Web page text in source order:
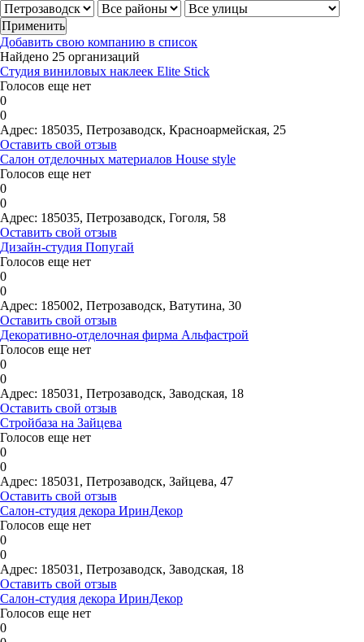
Добавить свою компанию в список
Найдено 25 организаций
Студия виниловых наклеек Elite Stick
Голосов еще нет
0
0
Адрес: 185035, Петрозаводск, Красноармейская, 25
Оставить свой отзыв
Салон отделочных материалов House style
Голосов еще нет
0
0
Адрес: 185035, Петрозаводск, Гоголя, 58
Оставить свой отзыв
Дизайн-студия Попугай
Голосов еще нет
0
0
Адрес: 185002, Петрозаводск, Ватутина, 30
Оставить свой отзыв
Декоративно-отделочная фирма Альфастрой
Голосов еще нет
0
0
Адрес: 185031, Петрозаводск, Заводская, 18
Оставить свой отзыв
Стройбаза на Зайцева
Голосов еще нет
0
0
Адрес: 185031, Петрозаводск, Зайцева, 47
Оставить свой отзыв
Салон-студия декора ИринДекор
Голосов еще нет
0
0
Адрес: 185031, Петрозаводск, Заводская, 18
Оставить свой отзыв
Салон-студия декора ИринДекор
Голосов еще нет
0